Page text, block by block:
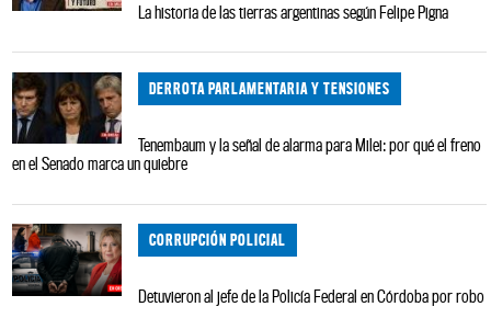
La historia de las tierras argentinas según Felipe Pigna
DERROTA PARLAMENTARIA Y TENSIONES
Tenembaum y la señal de alarma para Milei: por qué el freno
en el Senado marca un quiebre
CORRUPCIÓN POLICIAL
Detuvieron al jefe de la Policía Federal en Córdoba por robo